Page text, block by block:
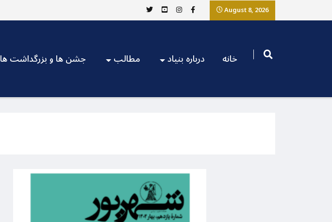
August 8, 2026
جشن ها و بزرگداشت ها مطالب درباره بنیاد خانه